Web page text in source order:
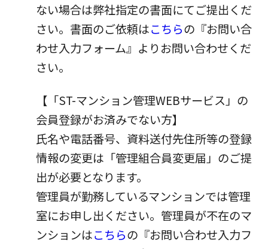
ない場合は弊社指定の書面にてご提出くだ
さい。書面のご依頼はこちらの『お問い合
わせ入力フォーム』よりお問い合わせくだ
さい。
【「ST-マンション管理WEBサービス」の
会員登録がお済みでない方】
氏名や電話番号、資料送付先住所等の登録
情報の変更は「管理組合員変更届」のご提
出が必要となります。
管理員が勤務しているマンションでは管理
室にお申し出ください。管理員が不在のマ
ンションはこちらの『お問い合わせ入力フ